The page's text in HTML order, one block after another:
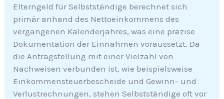
Elterngeld für Selbstständige berechnet sich
primär anhand des Nettoeinkommens des
vergangenen Kalenderjahres, was eine präzise
Dokumentation der Einnahmen voraussetzt. Da
die Antragstellung mit einer Vielzahl von
Nachweisen verbunden ist, wie beispielsweise
Einkommensteuerbescheide und Gewinn- und
Verlustrechnungen, stehen Selbstständige oft vor